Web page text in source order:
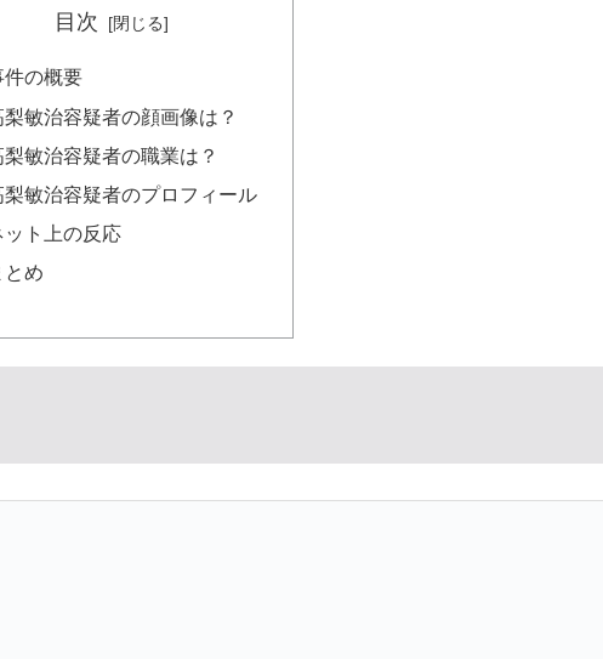
目次
件の概要
梨敏治容疑者の顔画像は？
梨敏治容疑者の職業は？
梨敏治容疑者のプロフィール
ット上の反応
とめ